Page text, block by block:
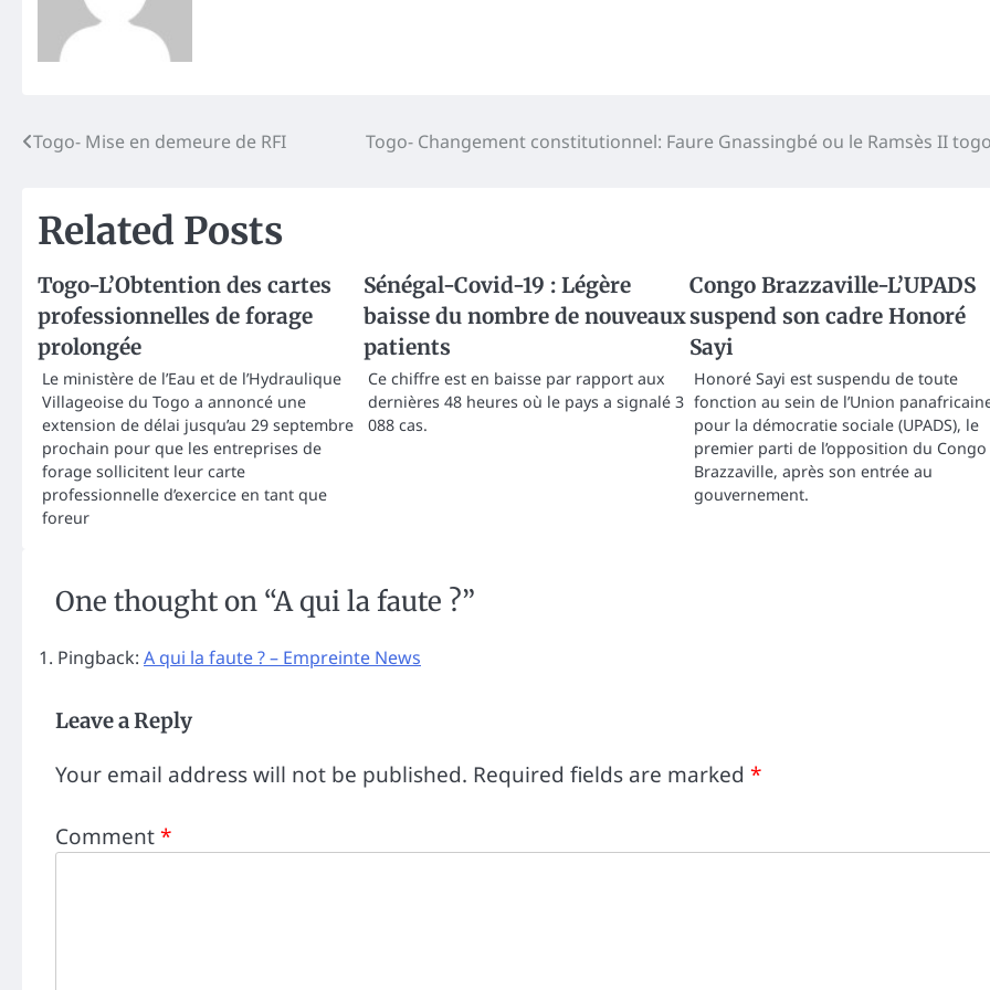
Post
Togo- Mise en demeure de RFI Togo- Changement constitutionnel: Faure Gnassingbé ou le Ramsès II
Related Posts
Togo-L’Obtention des cartes
professionnelles de forage
prolongée
Le ministère de l’Eau et de l’Hydraulique
Villageoise du Togo a annoncé une
extension de délai jusqu’au 29 septembre
prochain pour que les entreprises de
forage sollicitent leur carte
professionnelle d’exercice en tant que
foreur
Sénégal-Covid-19 : Légère
baisse du nombre de nouveaux
patients
Ce chiffre est en baisse par rapport aux
dernières 48 heures où le pays a signalé 3
088 cas.
Congo Brazzaville-L’UPADS
suspend son cadre Honoré
Sayi
Honoré Sayi est suspendu de toute
fonction au sein de l’Union
pour la démocratie sociale (UPADS), le
premier parti de l’opposition du Congo
Brazzaville, après son entrée au
gouvernement.
One thought on “A qui la faute ?”
Pingback: A qui la faute ? – Empreinte News
Leave a Reply
Your email address will not be published. Required fields are marked *
Comment*